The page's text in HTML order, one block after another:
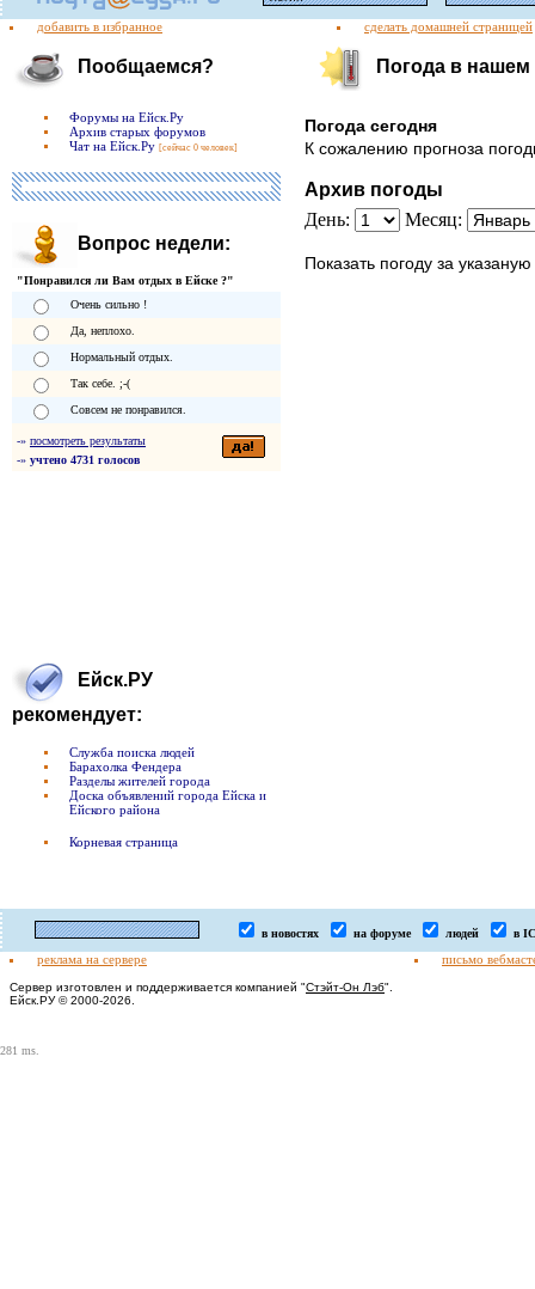
добавить в избранное сделать домашней страницей
Пообщаемся?
Форумы на Ейск.Ру
Архив старых форумов
Чат на Ейск.Ру [сейчас 0 человек]
Вопрос недели:
"Понравился ли Вам отдых в Ейске ?"
Очень сильно !
Да, неплохо.
Нормальный отдых.
Так себе. ;-(
Совсем не понравился.
-» посмотреть результаты
-» учтено 4731 голосов
Ейск.РУ
рекомендует:
Служба поиска людей
Барахолка Фендера
Разделы жителей города
Доска объявлений города Ейска и
Ейского района
Корневая страница
Погода в нашем
Погода сегодня
К сожалению прогноза
Архив погоды
День:
Месяц:
Показать погоду за
в новостях на форуме людей в
реклама на сервере письмо
Сервер изготовлен и поддерживается компанией "Стэйт-Он Лэб".
Ейск.РУ © 2000-2026.
281 ms.